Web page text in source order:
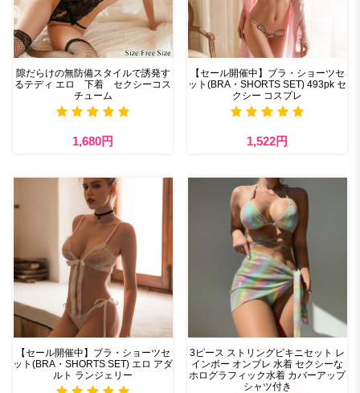
隙だらけの無防備スタイルで誘発す
るテディ エロ 下着 セクシーコス
チューム
1,680円
【セール開催中】ブラ・ショーツセ
ット(BRA・SHORTS SET) 493pk セ
クシー コスプレ
1,522円
【セール開催中】ブラ・ショーツセ
ット(BRA・SHORTS SET) エロ アダ
ルト ランジェリー
3ピース ストリングビキニセット レ
インボー オンブレ 水着 セクシーな
ホログラフィック水着 カバーアップ
シャツ付き